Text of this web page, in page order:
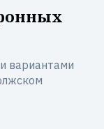
вариантами